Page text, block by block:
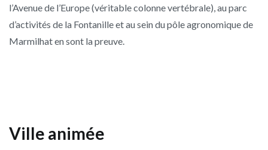
l’Avenue de l’Europe (véritable colonne vertébrale), au parc
d’activités de la Fontanille et au sein du pôle agronomique de
Marmilhat en sont la preuve.
Ville animée